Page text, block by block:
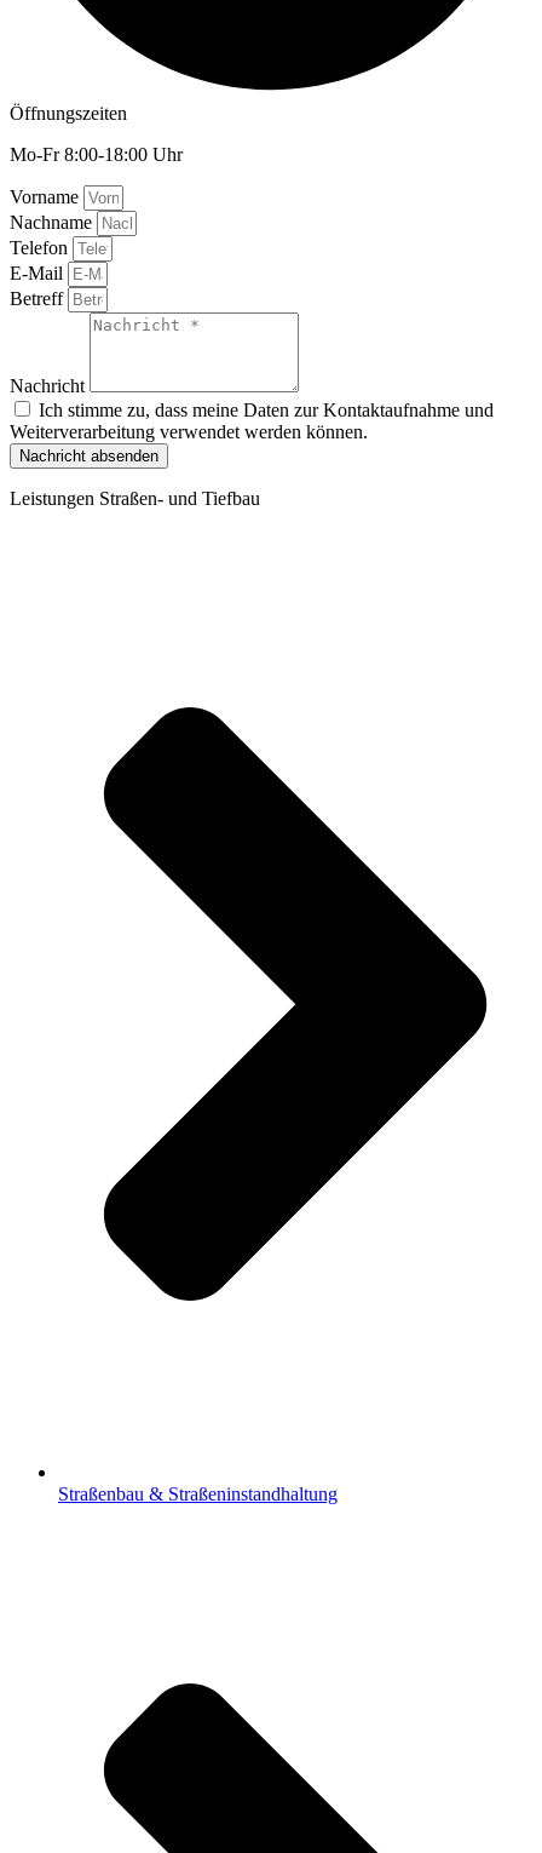
Öffnungszeiten
Mo-Fr 8:00-18:00 Uhr
Vorname
Nachname
Telefon
E-Mail
Betreff
Nachricht
Ich stimme zu, dass meine Daten zur Kontaktaufnahme und
Weiterverarbeitung verwendet werden können.
Nachricht absenden
Leistungen Straßen- und Tiefbau
Straßenbau & Straßeninstandhaltung